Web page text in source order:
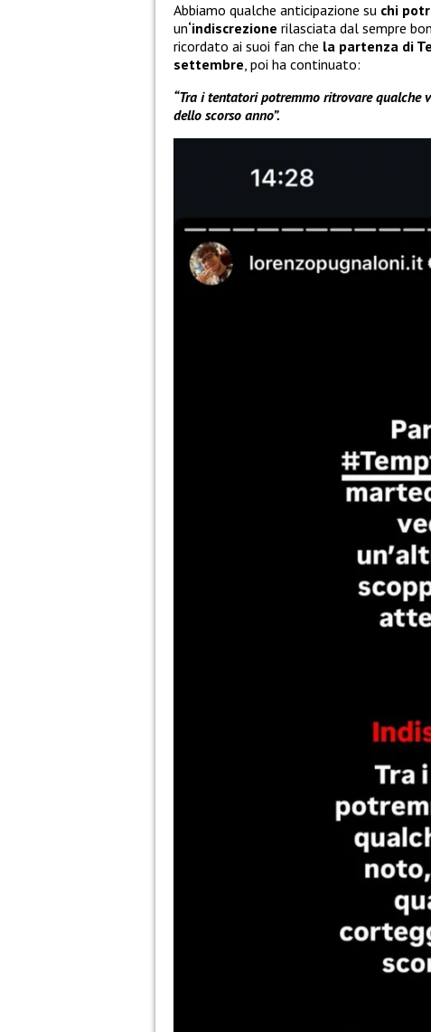
Abbiamo qualche anticipazione su chi
un‘indiscrezione rilasciata dal sempre
ricordato ai suoi fan che la partenza di
settembre, poi ha continuato:
“Tra i tentatori potremmo ritrovare qualche
dello scorso anno”.